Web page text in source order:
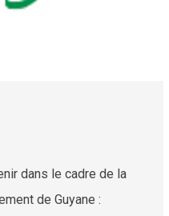
dans le cadre de la
de Guyane :